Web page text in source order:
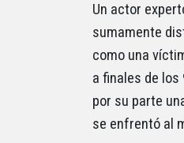
Un actor
sumamente
como una
a finales de
por su parte
se enfrentó al